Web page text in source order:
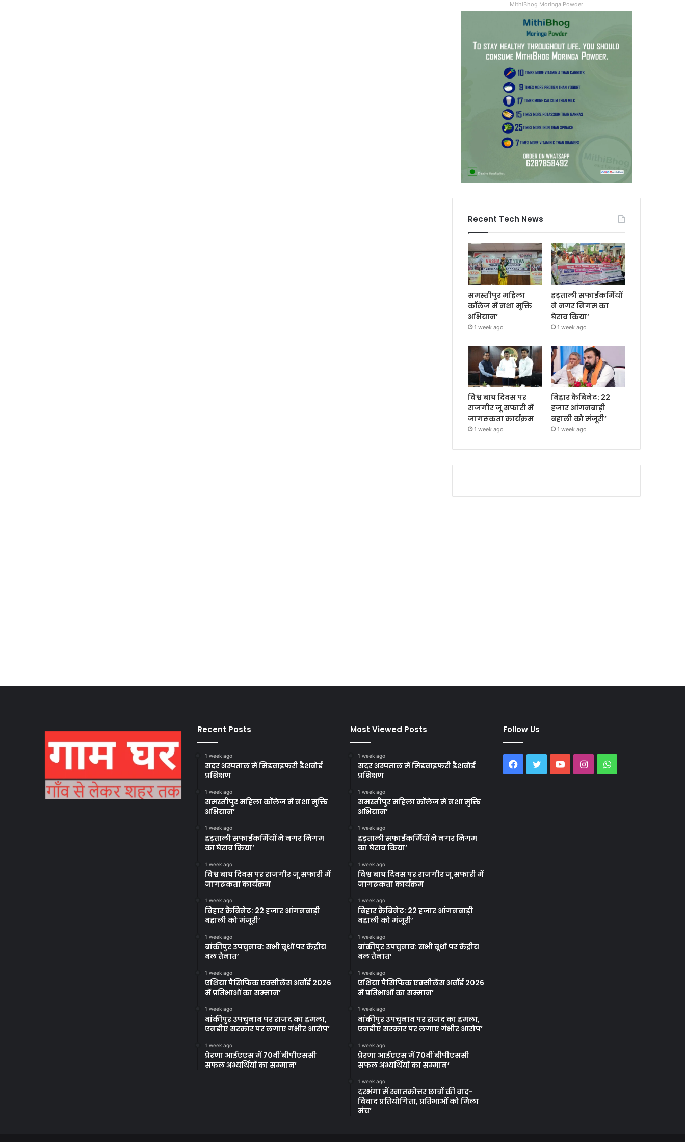
MithiBhog Moringa Powder
Recent Tech News
समस्तीपुर महिला
कॉलेज में नशा मुक्ति
अभियान’
1 week ago
हड़ताली सफाईकर्मियों
ने नगर निगम का
घेराव किया’
1 week ago
विश्व बाघ दिवस पर
राजगीर जू सफारी में
जागरूकता कार्यक्रम
1 week ago
बिहार कैबिनेट: 22
हजार आंगनबाड़ी
बहाली को मंजूरी’
1 week ago
Recent Posts
1 week ago
सदर अस्पताल में मिडवाइफरी डैशबोर्ड
प्रशिक्षण
1 week ago
समस्तीपुर महिला कॉलेज में नशा मुक्ति
अभियान’
1 week ago
हड़ताली सफाईकर्मियों ने नगर निगम
का घेराव किया’
1 week ago
विश्व बाघ दिवस पर राजगीर जू सफारी में
जागरूकता कार्यक्रम
1 week ago
बिहार कैबिनेट: 22 हजार आंगनबाड़ी
बहाली को मंजूरी’
1 week ago
बांकीपुर उपचुनाव: सभी बूथों पर केंद्रीय
बल तैनात’
1 week ago
एशिया पैसिफिक एक्सीलेंस अवॉर्ड 2026
में प्रतिभाओं का सम्मान’
1 week ago
बांकीपुर उपचुनाव पर राजद का हमला,
एनडीए सरकार पर लगाए गंभीर आरोप’
1 week ago
प्रेरणा आईएएस में 70वीं बीपीएससी
सफल अभ्यर्थियों का सम्मान’
Most Viewed Posts
1 week ago
सदर अस्पताल में मिडवाइफरी डैशबोर्ड
प्रशिक्षण
1 week ago
समस्तीपुर महिला कॉलेज में नशा मुक्ति
अभियान’
1 week ago
हड़ताली सफाईकर्मियों ने नगर निगम
का घेराव किया’
1 week ago
विश्व बाघ दिवस पर राजगीर जू सफारी में
जागरूकता कार्यक्रम
1 week ago
बिहार कैबिनेट: 22 हजार आंगनबाड़ी
बहाली को मंजूरी’
1 week ago
बांकीपुर उपचुनाव: सभी बूथों पर केंद्रीय
बल तैनात’
1 week ago
एशिया पैसिफिक एक्सीलेंस अवॉर्ड 2026
में प्रतिभाओं का सम्मान’
1 week ago
बांकीपुर उपचुनाव पर राजद का हमला,
एनडीए सरकार पर लगाए गंभीर आरोप’
1 week ago
प्रेरणा आईएएस में 70वीं बीपीएससी
सफल अभ्यर्थियों का सम्मान’
1 week ago
दरभंगा में स्नातकोत्तर छात्रों की वाद-
विवाद प्रतियोगिता, प्रतिभाओं को मिला
मंच’
Follow Us
Facebook
TwitterYouTubeInstagramWhatsApp